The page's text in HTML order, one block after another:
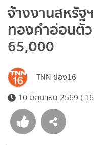
จ้างงานสหรัฐ
ทองคำอ่อนตัว
65,000
TNN ช่อง16
10 มิถุนายน 2569 (